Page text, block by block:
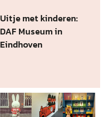
Uitje met kinderen:
DAF Museum in
Eindhoven